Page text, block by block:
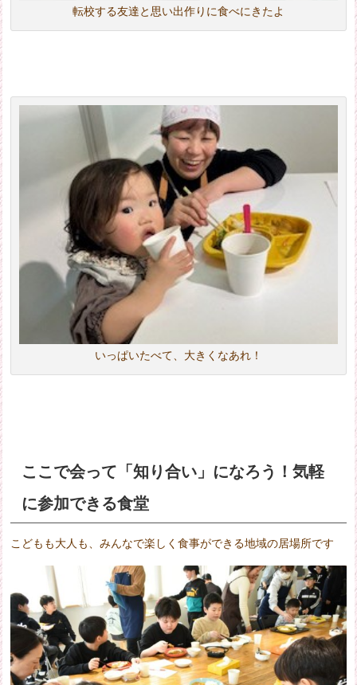
転校する友達と思い出作りに食べにきたよ
いっぱいたべて、大きくなあれ！
ここで会って「知り合い」になろう！気軽
に参加できる食堂
こどもも大人も、みんなで楽しく食事ができる地域の居場所です